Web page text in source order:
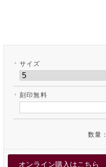
サイズ
刻印無料
数量：